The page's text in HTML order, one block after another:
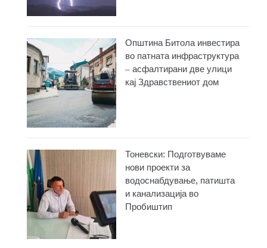
Општина Битола инвестира
во патната инфраструктура
– асфалтирани две улици
кај Здравствениот дом
Тоневски: Подготвуваме
нови проекти за
водоснабдување, патишта
и канализација во
Пробиштип